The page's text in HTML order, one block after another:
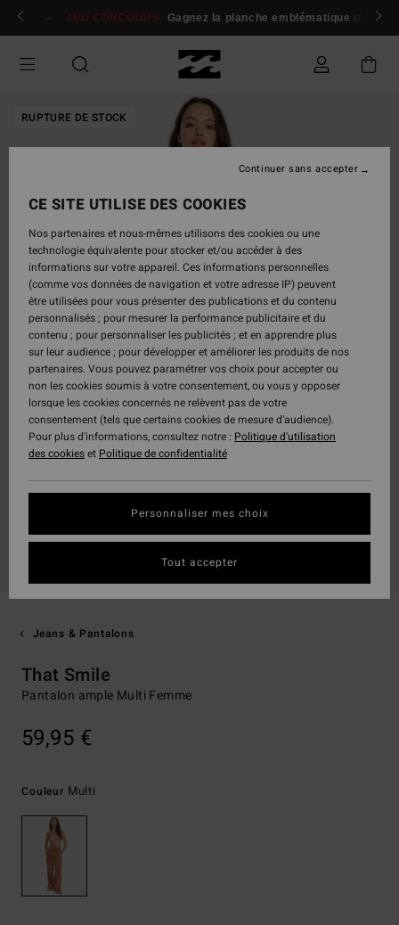
Passer
Se connecter / s'inscrire
JEU CONCOURS Gagnez la planche emblématique d'Andy
RUPTURE DE STOCK
Jeans & Pantalons
That Smile
Pantalon ample Multi Femme
59,95 €
Couleur Multi
CE SITE UTILISE DES COOKIES
Nos partenaires et nous-mêmes utilisons des cookies ou une
technologie équivalente pour stocker et/ou accéder à des
informations sur votre appareil. Ces informations personnelles
(comme vos données de navigation et votre adresse IP) peuvent
être utilisées pour vous présenter des publications et du contenu
personnalisés ; pour mesurer la performance publicitaire et du
contenu ; pour personnaliser les publicités ; et en apprendre plus
sur leur audience ; pour développer et améliorer les produits de nos
partenaires. Vous pouvez paramétrer vos choix pour accepter ou
non les cookies soumis à votre consentement, ou vous y opposer
lorsque les cookies concernés ne relèvent pas de votre
consentement (tels que certains cookies de mesure d’audience).
Pour plus d'informations, consultez notre : Politique d'utilisation
des cookieset Politique de confidentialité
Personnaliser mes choix
Continuer sans accepter
Tout accepter